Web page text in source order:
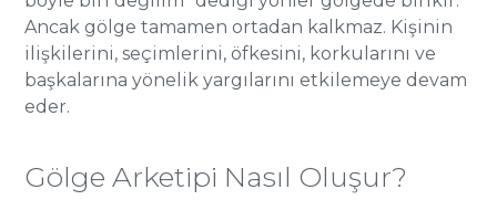
Ancak gölge tamamen ortadan kalkmaz. Kişinin
ilişkilerini, seçimlerini, öfkesini, korkularını ve
başkalarına yönelik yargılarını etkilemeye devam
eder.
Gölge Arketipi Nasıl Oluşur?